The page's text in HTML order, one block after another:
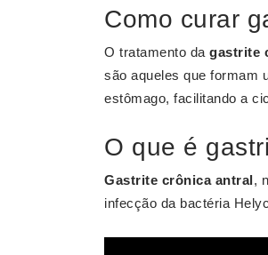
Como curar
O tratamento da gastrite
são aqueles que formam
estômago, facilitando a
O que é
Gastrite crônica antral,
infecção da bactéria